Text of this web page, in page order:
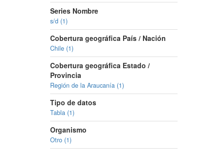
Series Nombre
s/d (1)
Cobertura geográfica País / Nación
Chile (1)
Cobertura geográfica Estado /
Provincia
Región de la Araucanía (1)
Tipo de datos
Tabla (1)
Organismo
Otro (1)